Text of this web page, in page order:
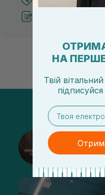
Рекомендації від
Підписатися
НА
Твій
підписуйся
email